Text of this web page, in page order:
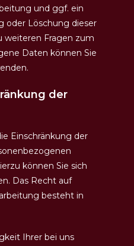
und ggf. ein
oder Löschung dieser
weiteren Fragen zum
Daten können Sie
der
Einschränkung der
können Sie sich
Das Recht auf
besteht in
Ihrer bei uns